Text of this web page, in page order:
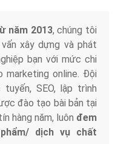
năm 2013, chúng tôi
xây dựng và phát
bạn với mức chi
online. Đội
SEO, lập trình
đào tạo bài bản tại
hàng năm, luôn đem
dịch vụ chất